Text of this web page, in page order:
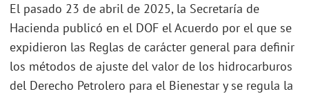
El pasado 23 de abril de 2025, la Secretaría de
Hacienda publicó en el DOF el Acuerdo por el que se
expidieron las Reglas de carácter general para definir
los métodos de ajuste del valor de los hidrocarburos
del Derecho Petrolero para el Bienestar y se regula la